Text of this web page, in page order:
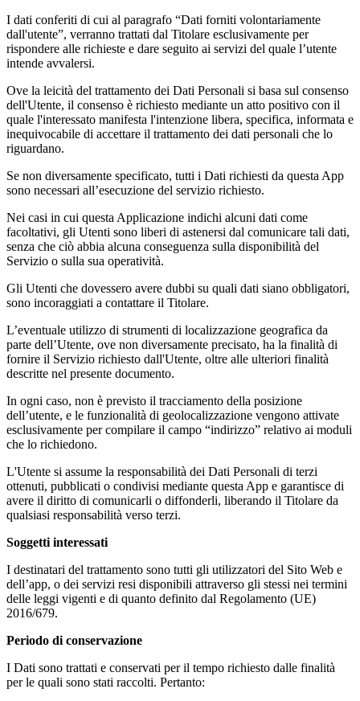
I dati conferiti di cui al paragrafo “Dati forniti volontariamente
dall'utente”, verranno trattati dal Titolare esclusivamente per
rispondere alle richieste e dare seguito ai servizi del quale l’utente
intende avvalersi.
Ove la leicità del trattamento dei Dati Personali si basa sul consenso
dell'Utente, il consenso è richiesto mediante un atto positivo con il
quale l'interessato manifesta l'intenzione libera, specifica, informata e
inequivocabile di accettare il trattamento dei dati personali che lo
riguardano.
Se non diversamente specificato, tutti i Dati richiesti da questa App
sono necessari all’esecuzione del servizio richiesto.
Nei casi in cui questa Applicazione indichi alcuni dati come
facoltativi, gli Utenti sono liberi di astenersi dal comunicare tali dati,
senza che ciò abbia alcuna conseguenza sulla disponibilità del
Servizio o sulla sua operatività.
Gli Utenti che dovessero avere dubbi su quali dati siano obbligatori,
sono incoraggiati a contattare il Titolare.
L’eventuale utilizzo di strumenti di localizzazione geografica da
parte dell’Utente, ove non diversamente precisato, ha la finalità di
fornire il Servizio richiesto dall'Utente, oltre alle ulteriori finalità
descritte nel presente documento.
In ogni caso, non è previsto il tracciamento della posizione
dell’utente, e le funzionalità di geolocalizzazione vengono attivate
esclusivamente per compilare il campo “indirizzo” relativo ai moduli
che lo richiedono.
L'Utente si assume la responsabilità dei Dati Personali di terzi
ottenuti, pubblicati o condivisi mediante questa App e garantisce di
avere il diritto di comunicarli o diffonderli, liberando il Titolare da
qualsiasi responsabilità verso terzi.
Soggetti interessati
I destinatari del trattamento sono tutti gli utilizzatori del Sito Web e
dell’app, o dei servizi resi disponibili attraverso gli stessi nei termini
delle leggi vigenti e di quanto definito dal Regolamento (UE)
2016/679.
Periodo di conservazione
I Dati sono trattati e conservati per il tempo richiesto dalle finalità
per le quali sono stati raccolti. Pertanto: